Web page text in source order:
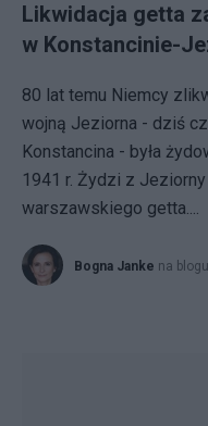
Likwidacja getta
w Konstancinie-
80 lat temu Niemcy
wojną Jeziorna - dziś
Konstancina - była
1941 r. Żydzi z
warszawskiego getta....
Bogna Janke na blogu